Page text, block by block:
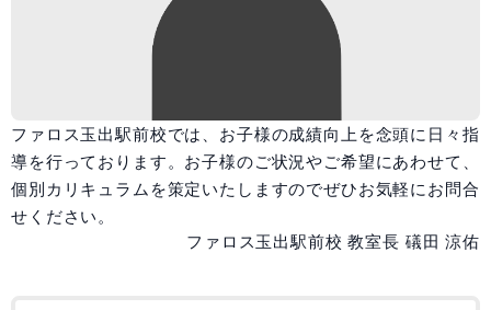
説明会・体験授業
入会までの流れ
ファロス玉出駅前校では、お子様の成績向上を念頭に日々指
導を行っております。お子様のご状況やご希望にあわせて、
個別カリキュラムを策定いたしますのでぜひお気軽にお問合
せください。
ファロス玉出駅前校 教室長 礒田 涼佑